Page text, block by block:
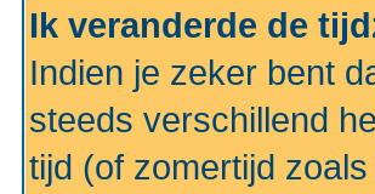
Ik veranderde de
Indien je zeker bent
steeds verschillend
tijd (of zomertijd